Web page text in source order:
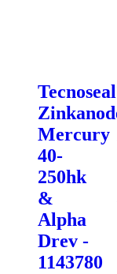
Tecnoseal
Mercury
40-
250hk
&
Alpha
Drev -
1143780